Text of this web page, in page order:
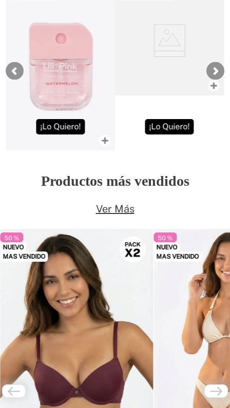
¡Lo Quiero! ¡Lo Quiero!
Productos más vendidos
Ver Más
50 %
NUEVO
MAS VENDIDO
50 %
NUEVO
MAS VENDIDO